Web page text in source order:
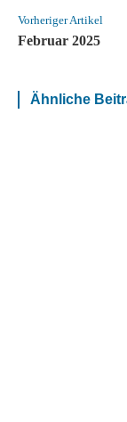
Vorheriger Artikel
Februar 2025
Ähnliche